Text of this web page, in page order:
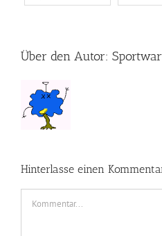
Über den Autor:
Hinterlasse einen